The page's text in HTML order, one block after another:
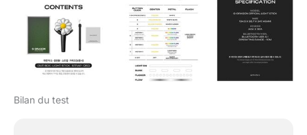
Bilan du test